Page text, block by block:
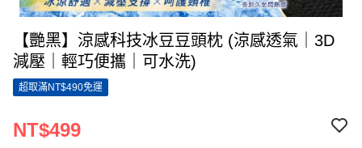
【艷黑】涼感科技冰豆豆頭枕 (涼感透氣｜3D
減壓｜輕巧便攜｜可水洗)
超取滿NT$490免運
NT$499